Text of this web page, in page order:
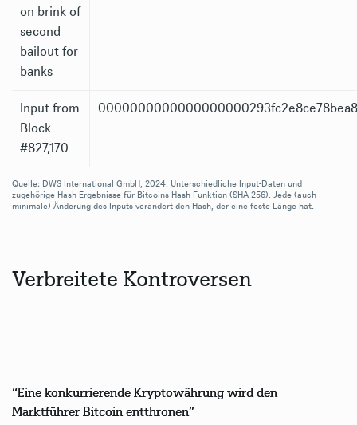
on brink of
second
bailout for
banks
Input from
Block
#827,170
Quelle: DWS International GmbH, 2024. Unterschiedliche Input-Daten und
zugehörige Hash-Ergebnisse für Bitcoins Hash-Funktion (SHA-256). Jede (auch
minimale) Änderung des Inputs verändert den Hash, der eine feste Länge hat.
Verbreitete Kontroversen
“Eine konkurrierende Kryptowährung wird den
Marktführer Bitcoin entthronen”